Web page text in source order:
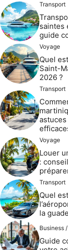
Transport
saintes
guide
Voyage
Quel
Saint-
2026 ?
Transport
Voyage
Louer
:
Transport
Quel
la
Business
Guide